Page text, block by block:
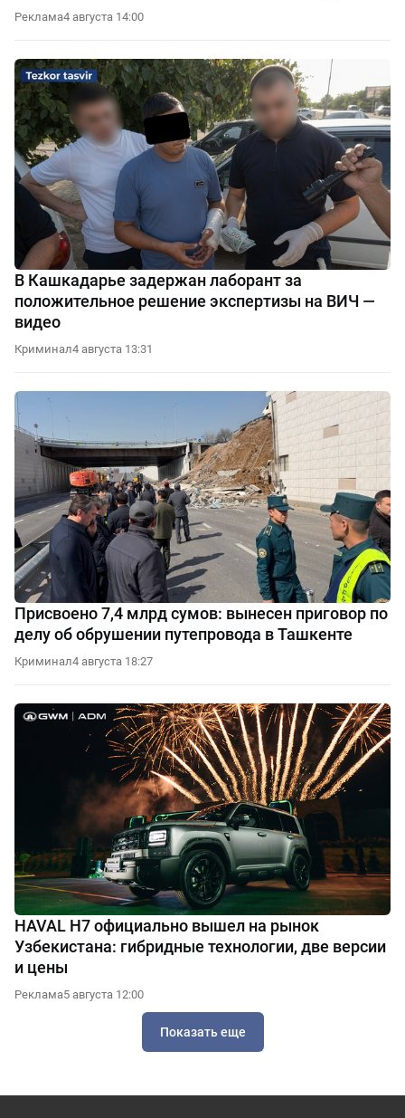
Реклама4 августа 14:00
В Кашкадарье задержан лаборант за
положительное решение экспертизы на ВИЧ —
видео
Криминал4 августа 13:31
Присвоено 7,4 млрд сумов: вынесен приговор по
делу об обрушении путепровода в Ташкенте
Криминал4 августа 18:27
HAVAL H7 официально вышел на рынок
Узбекистана: гибридные технологии, две версии
и цены
Реклама5 августа 12:00
Показать еще